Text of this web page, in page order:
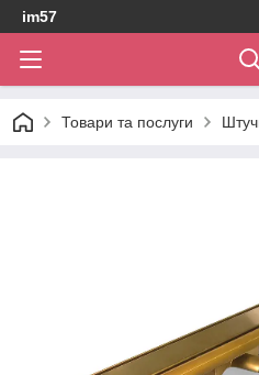
im57
Товари та послуги